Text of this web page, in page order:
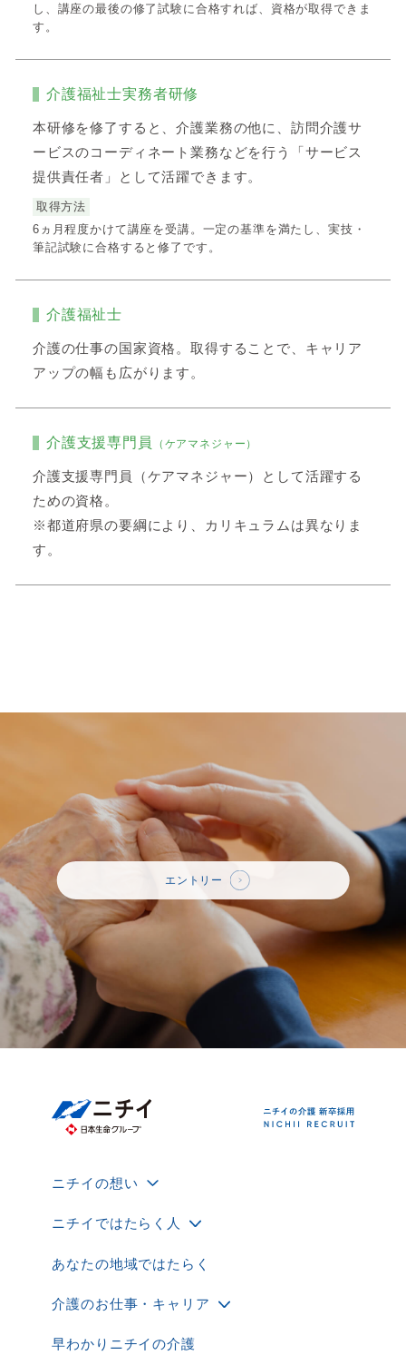
し、講座の最後の修了試験に合格すれば、資格が取得できま
す。
介護福祉士実務者研修
本研修を修了すると、介護業務の他に、訪問介護サ
ービスのコーディネート業務などを行う「サービス
提供責任者」として活躍できます。
取得方法
6ヵ月程度かけて講座を受講。一定の基準を満たし、実技・
筆記試験に合格すると修了です。
介護福祉士
介護の仕事の国家資格。取得することで、キャリア
アップの幅も広がります。
介護支援専門員 （ケアマネジャー）
介護支援専門員（ケアマネジャー）として活躍する
ための資格。
※都道府県の要綱により、カリキュラムは異なりま
す。
エントリー
ニチイの想い
ニチイではたらく人
あなたの地域ではたらく
介護のお仕事・キャリア
早わかりニチイの介護